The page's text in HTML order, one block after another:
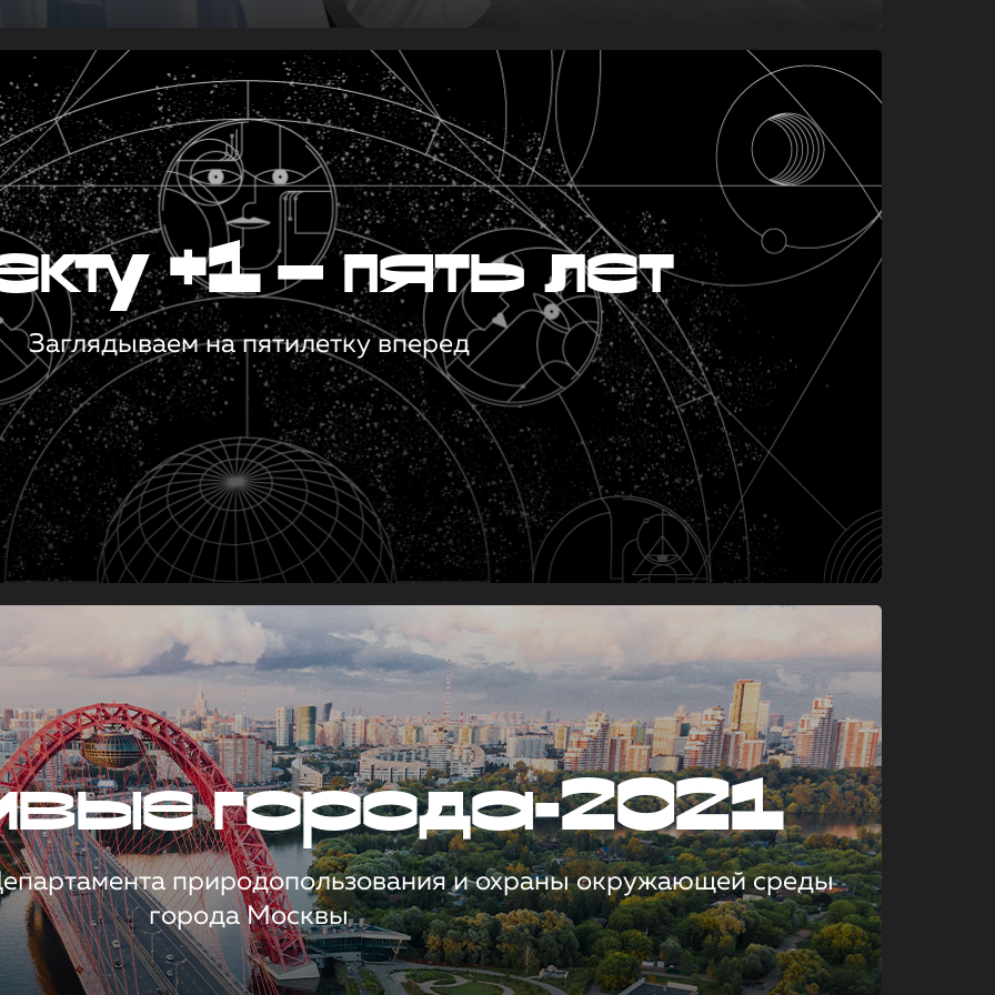
+1 — пять лет
Заглядываем на пятилетку вперед
города-2021
природопользования и охраны окружающей среды
города Москвы